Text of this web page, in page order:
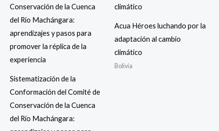
Sistematización de la
Conformación del Comité de
Conservación de la Cuenca
del Río Machángara:
Acua Héroes luchando por la
adaptación al cambio
climático
Bolivia